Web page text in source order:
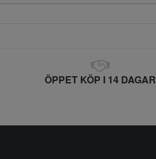
ÖPPET KÖP I 14 DAGAR